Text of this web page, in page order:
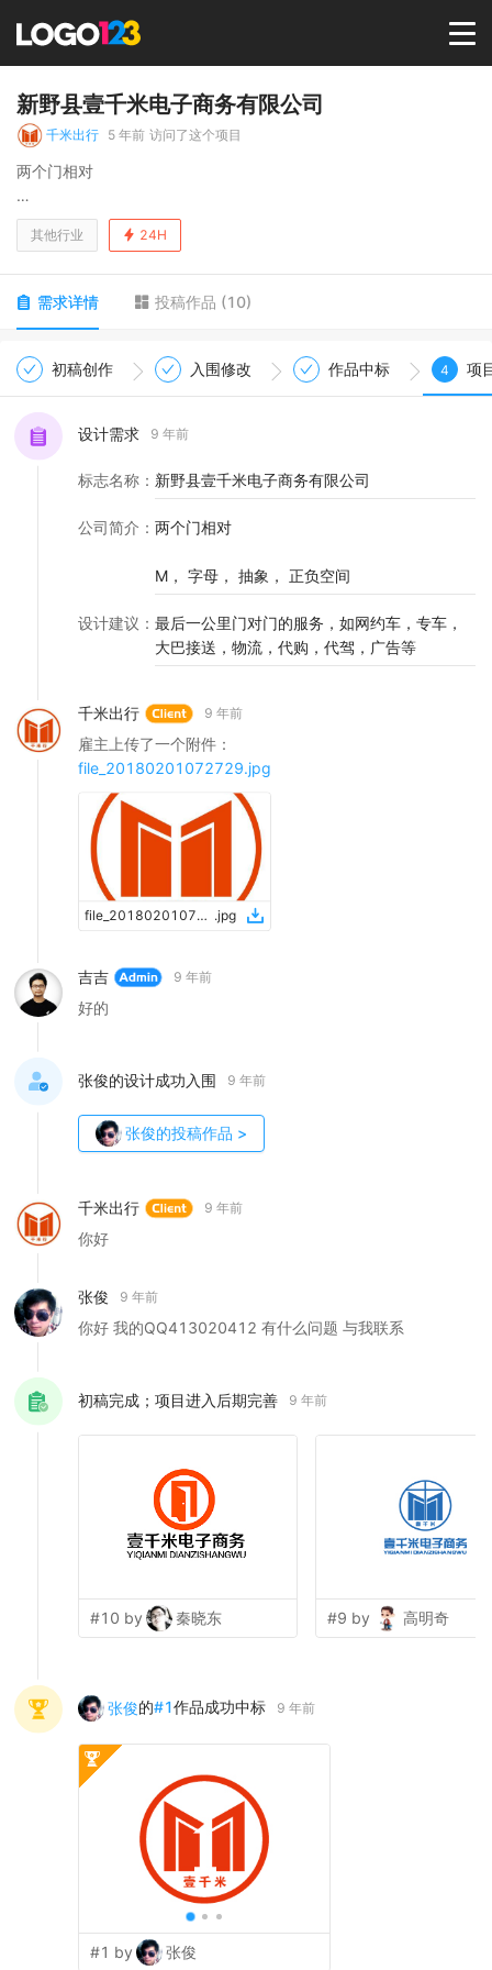
首页
商标版权
LOGO
新野县壹千米电子商务有限公司
千米出行 5 年前 访问了这个项目
两个门相对
M， 字母， 抽象， 正负空间
其他行业 24H
需求详情 投稿作品 (10)
初稿创作 入围修改 作品中标 4 项
设计需求 9 年前
标志名称 ： 新野县壹千米电子商务有限公司
公司简介 ： 两个门相对
M， 字母， 抽象， 正负空间
设计建议 ： 最后一公里门对门的服务，如网约车，专车，
大巴接送，物流，代购，代驾，广告等
千米出行 9 年前
雇主上传了一个附件：
file_20180201072729.jpg
file_20180201072729 .jpg
吉吉 9 年前
好的
张俊的设计成功入围 9 年前
张俊的投稿作品 >
千米出行 9 年前
你好
张俊 9 年前
你好 我的QQ413020412 有什么问题 与我联系
初稿完成；项目进入后期完善 9 年前
#10 by 秦晓东 #9 by 高明奇
张俊的#1作品成功中标 9 年前
#1 by 张俊